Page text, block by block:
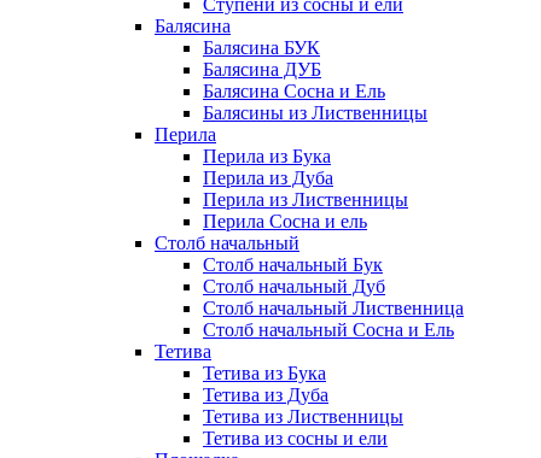
Ступени из сосны и ели
Балясина
Балясина БУК
Балясина ДУБ
Балясина Сосна и Ель
Балясины из Лиственницы
Перила
Перила из Бука
Перила из Дуба
Перила из Лиственницы
Перила Сосна и ель
Столб начальный
Столб начальный Бук
Столб начальный Дуб
Столб начальный Лиственница
Столб начальный Сосна и Ель
Тетива
Тетива из Бука
Тетива из Дуба
Тетива из Лиственницы
Тетива из сосны и ели